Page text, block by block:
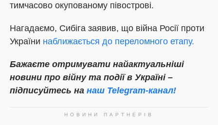
тимчасово окупованому півострові.
Нагадаємо, Сибіга заявив, що війна Росії проти
України наближається до переломного етапу.
Бажаєте отримувати найактуальніші
новини про війну та події в Україні –
підписуйтесь на наш Telegram-канал!